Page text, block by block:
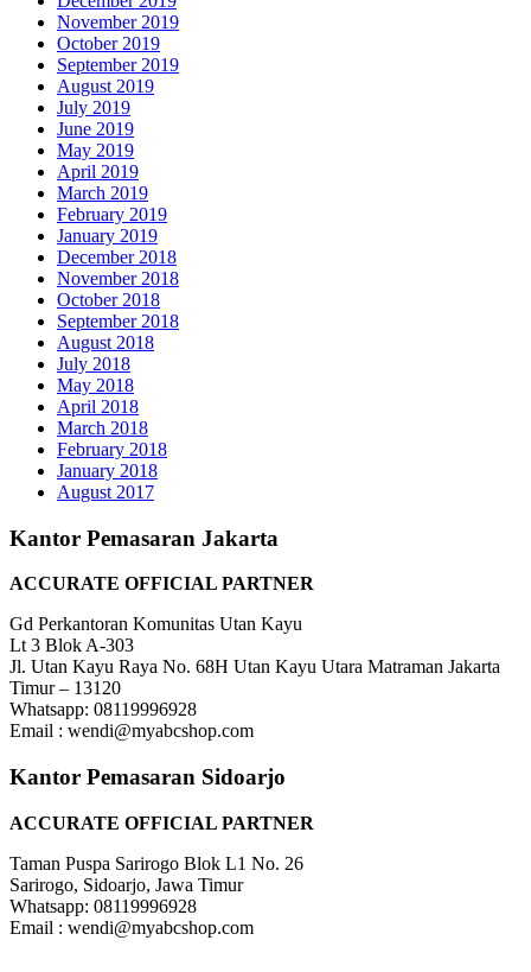
November 2019
October 2019
September 2019
August 2019
July 2019
June 2019
May 2019
April 2019
March 2019
February 2019
January 2019
December 2018
November 2018
October 2018
September 2018
August 2018
July 2018
May 2018
April 2018
March 2018
February 2018
January 2018
August 2017
Kantor Pemasaran Jakarta
ACCURATE OFFICIAL PARTNER
Gd Perkantoran Komunitas Utan Kayu
Lt 3 Blok A-303
Jl. Utan Kayu Raya No. 68H Utan Kayu Utara Matraman Jakarta
Timur – 13120
Whatsapp: 08119996928
Email : wendi@myabcshop.com
Kantor Pemasaran Sidoarjo
ACCURATE OFFICIAL PARTNER
Taman Puspa Sarirogo Blok L1 No. 26
Sarirogo, Sidoarjo, Jawa Timur
Whatsapp: 08119996928
Email : wendi@myabcshop.com